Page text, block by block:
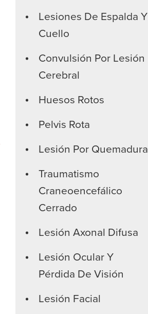
Lesiones De Espalda Y
Cuello
Convulsión Por Lesión
Cerebral
Huesos Rotos
Pelvis Rota
Lesión Por Quemadura
Traumatismo
Craneoencefálico
Cerrado
Lesión Axonal Difusa
Lesión Ocular Y
Pérdida De Visión
Lesión Facial